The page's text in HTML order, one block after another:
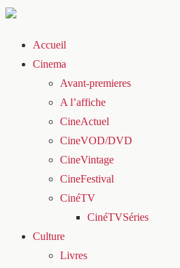
Accueil
Cinema
Avant-premieres
A l’affiche
CineActuel
CineVOD/DVD
CineVintage
CineFestival
CinéTV
CinéTVSéries
Culture
Livres